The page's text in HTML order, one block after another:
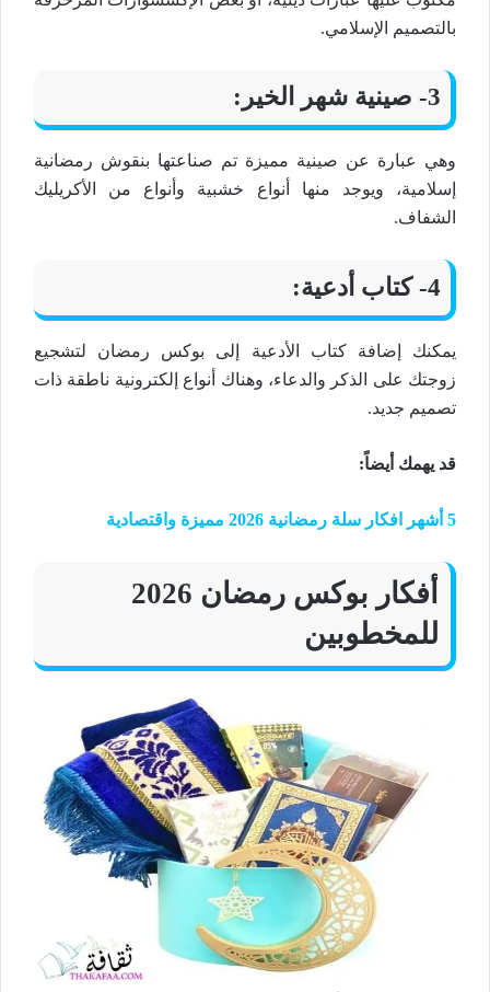
بالتصميم الإسلامي.
3- صينية شهر الخير:
وهي عبارة عن صينية مميزة تم صناعتها بنقوش رمضانية
إسلامية، ويوجد منها أنواع خشبية وأنواع من الأكريليك
الشفاف.
4- كتاب أدعية:
يمكنك إضافة كتاب الأدعية إلى بوكس رمضان لتشجيع
زوجتك على الذكر والدعاء، وهناك أنواع إلكترونية ناطقة ذات
تصميم جديد.
قد يهمك أيضاً:
5 أشهر افكار سلة رمضانية 2026 مميزة واقتصادية
أفكار بوكس رمضان 2026
للمخطوبين